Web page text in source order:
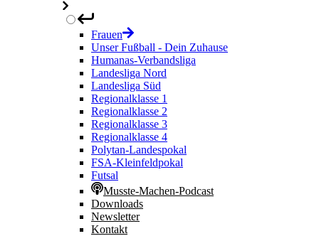
Frauen
Unser Fußball - Dein Zuhause
Humanas-Verbandsliga
Landesliga Nord
Landesliga Süd
Regionalklasse 1
Regionalklasse 2
Regionalklasse 3
Regionalklasse 4
Polytan-Landespokal
FSA-Kleinfeldpokal
Futsal
Musste-Machen-Podcast
Downloads
Newsletter
Kontakt